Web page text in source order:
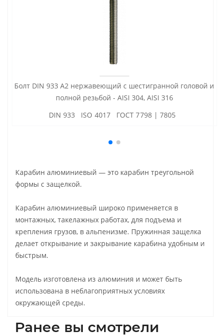
Болт DIN 933 А2 нержавеющий с шестигранной головой и
полной резьбой - AISI 304, AISI 316
DIN 933 ISO 4017 ГОСТ 7798 | 7805
Карабин алюминиевый — это карабин треугольной
формы с защелкой.
Карабин алюминиевый широко применяется в
монтажных, такелажных работах, для подъема и
крепления грузов, в альпенизме. Пружинная защелка
делает открывание и закрывание карабина удобным и
быстрым.
Модель изготовлена из алюминия и может быть
использована в неблагоприятных условиях
окружающей среды.
Ранее вы смотрели